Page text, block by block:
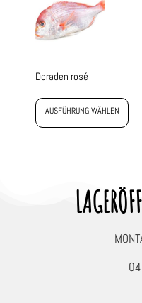
Doraden rosé
AUSFÜHRUNG WÄHLEN